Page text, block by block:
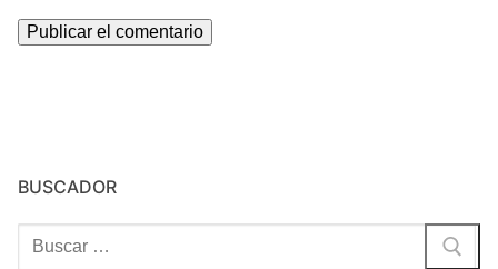
BUSCADOR
Buscar: